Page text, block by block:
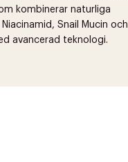
kombinerar naturliga
Snail Mucin och
avancerad teknologi.